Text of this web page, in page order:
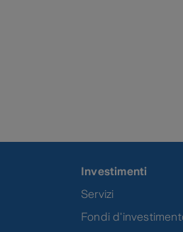
Investimenti
Servizi
Fondi